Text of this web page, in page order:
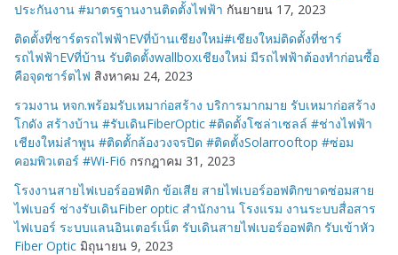
ประกันงาน #มาตรฐานงานติดตั้งไฟฟ้า กันยายน 17, 2023
ติดตั้งที่ชาร์ตรถไฟฟ้าEVที่บ้านเชียงใหม่#เชียงใหม่ติดตั้งที่ชาร์
รถไฟฟ้าEVที่บ้าน รับติดตั้งwallboxเชียงใหม่ มีรถไฟฟ้าต้องทำก่อนซื้อ
คือจุดชาร์ตไฟ สิงหาคม 24, 2023
รวมงาน หจก.พร้อมรับเหมาก่อสร้าง บริการมากมาย รับเหมาก่อสร้าง
โกดัง สร้างบ้าน #รับเดินFiberOptic #ติดตั้งโซล่าเซลล์ #ช่างไฟฟ้า
เชียงใหม่ลำพูน #ติดตั้กล้องวงจรปิด #ติดตั้งSolarrooftop #ซ่อม
คอมพิวเตอร์ #Wi-Fi6 กรกฎาคม 31, 2023
โรงงานสายไฟเบอร์ออฟติก ข้อเสีย สายไฟเบอร์ออฟติกขาดซ่อมสาย
ไฟเบอร์ ช่างรับเดินFiber optic สำนักงาน โรงแรม งานระบบสื่อสาร
ไฟเบอร์ ระบบแลนอินเตอร์เน็ต รับเดินสายไฟเบอร์ออฟติก รับเข้าหัว
Fiber Optic มิถุนายน 9, 2023